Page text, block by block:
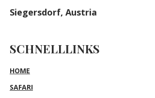
Siegersdorf, Austria
SCHNELLLINKS
HOME
SAFARI